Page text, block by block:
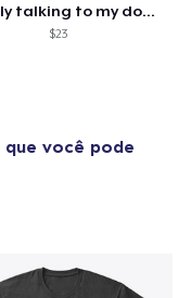
I'm only talking to my dog today
$23
que você pode